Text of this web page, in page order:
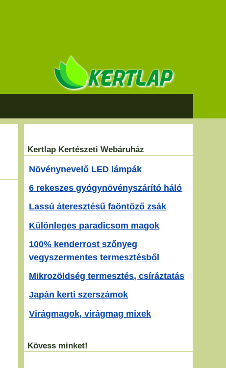
Kertlap Kertészeti Webáruház
Növénynevelő LED lámpák
6 rekeszes gyógynövényszárító háló
Lassú áteresztésű faöntöző zsák
Különleges paradicsom magok
100% kenderrost szőnyeg
vegyszermentes termesztésből
Mikrozöldség termesztés, csíráztatás
Japán kerti szerszámok
Virágmagok, virágmag mixek
Kövess minket!